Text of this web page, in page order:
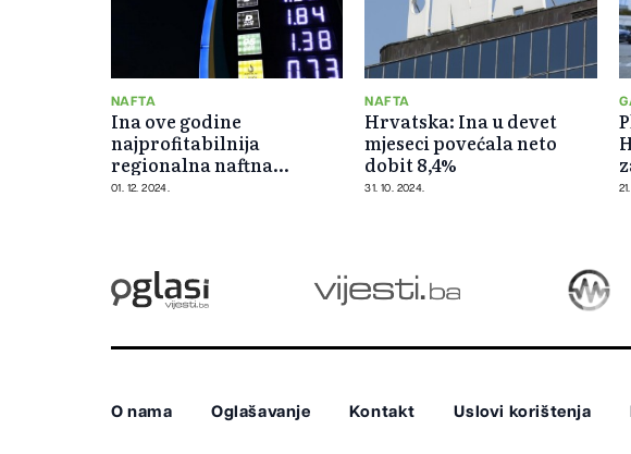
NAFTA
Ina ove godine
najprofitabilnija
regionalna naftna
kompanija
01. 12. 2024.
NAFTA
Hrvatska: Ina u devet
mjeseci povećala neto
dobit 8,4%
31. 10. 2024.
O nama Oglašavanje Kontakt Uslovi korištenja